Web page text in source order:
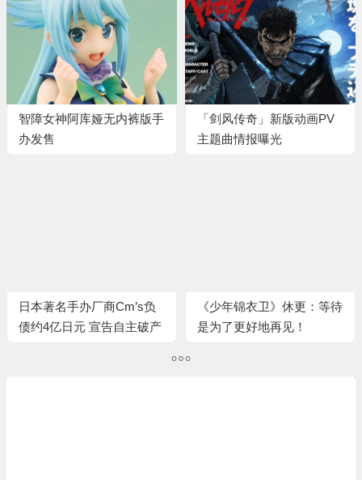
智障女神阿库娅无内裤版手
办发售
「剑风传奇」新版动画PV
主题曲情报曝光
日本著名手办厂商Cm’s负
债约4亿日元 宣告自主破产
《少年锦衣卫》休更：等待
是为了更好地再见！